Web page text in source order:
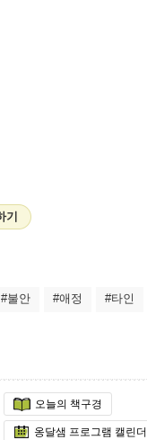
#불안 #애정 #타인
오늘의 책구경
옹달샘 프로그램 캘린더